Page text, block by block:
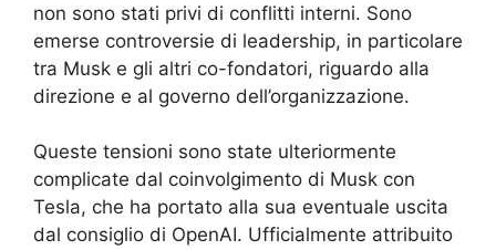
non sono stati privi di conflitti interni. Sono
emerse controversie di leadership, in particolare
tra Musk e gli altri co-fondatori, riguardo alla
direzione e al governo dell’organizzazione.
Queste tensioni sono state ulteriormente
complicate dal coinvolgimento di Musk con
Tesla, che ha portato alla sua eventuale uscita
dal consiglio di OpenAI. Ufficialmente attribuito